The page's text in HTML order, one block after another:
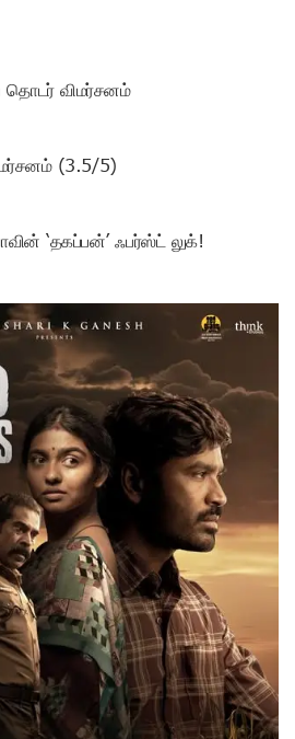
தொடர் விமர்சனம்
(3.5/5)
‘தகப்பன்’ ஃபர்ஸ்ட் லுக்!